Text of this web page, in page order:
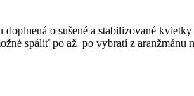
o sušené a stabilizované
spáliť po až po vybratí z